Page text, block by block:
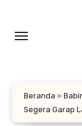
konten
Beranda »
Segera Garap